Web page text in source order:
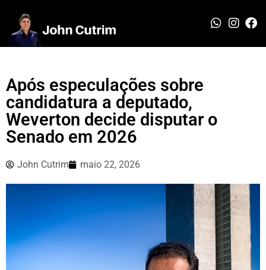
Após especulações sobre
candidatura a deputado,
Weverton decide disputar o
Senado em 2026
John Cutrim maio 22, 2026